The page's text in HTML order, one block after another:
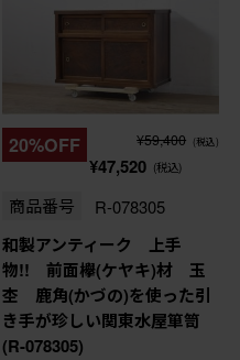
20%OFF ¥59,400 (税込)
¥47,520 (税込)
商品番号 R-078305
和製アンティーク 上手
物!! 前面欅(ケヤキ)材 玉
杢 鹿角(かづの)を使った引
き手が珍しい関東水屋箪笥
(R-078305)